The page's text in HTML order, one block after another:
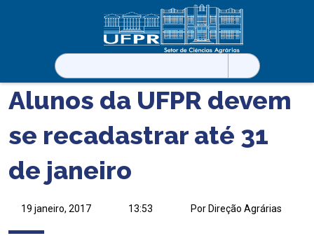
Pesquisar
por:
Alunos da UFPR devem
se recadastrar até 31
de janeiro
19 janeiro, 2017 13:53 Por Direção Agrárias